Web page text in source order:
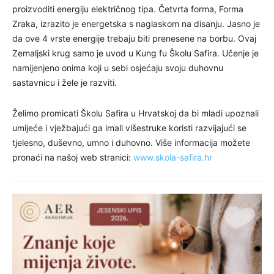
proizvoditi energiju električnog tipa. Četvrta forma, Forma
Zraka, izrazito je energetska s naglaskom na disanju. Jasno je
da ove 4 vrste energije trebaju biti prenesene na borbu. Ovaj
Zemaljski krug samo je uvod u Kung fu Školu Safira. Učenje je
namijenjeno onima koji u sebi osjećaju svoju duhovnu
sastavnicu i žele je razviti.
Želimo promicati Školu Safira u Hrvatskoj da bi mladi upoznali
umijeće i vježbajući ga imali višestruke koristi razvijajući se
tjelesno, duševno, umno i duhovno. Više informacija možete
pronaći na našoj web stranici: www.skola-safira.hr